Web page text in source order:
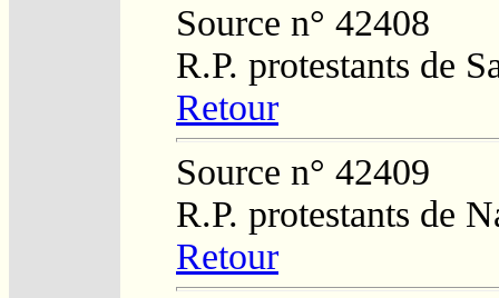
Source n° 42408
R.P. protestants de
Retour
Source n° 42409
R.P. protestants de
Retour